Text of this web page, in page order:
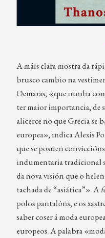
A máis clara mostra da
brusco cambio na
Demaras, «que nunha
ter maior importancia, de
alicerce no que Grecia se
europea», indica Alexis
que se posúen
indumentaria tradicional
da nova visión que o
tachada de “asiática”». A
polos pantalóns, e os
saber coser á moda
europeos. A palabra